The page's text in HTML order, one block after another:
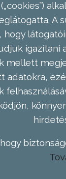
A
mellett
adatokra,